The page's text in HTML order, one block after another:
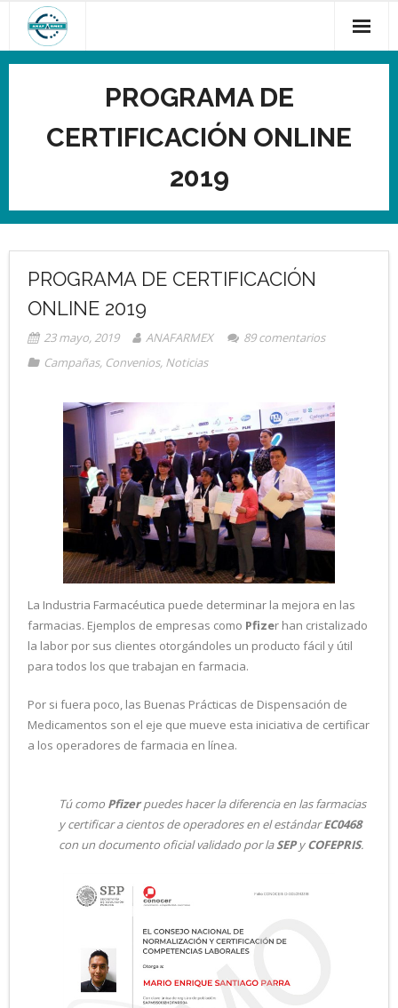
contenido
PROGRAMA DE
CERTIFICACIÓN ONLINE
2019
PROGRAMA DE CERTIFICACIÓN
ONLINE 2019
23 mayo, 2019 ANAFARMEX 89 comentarios
Campañas, Convenios, Noticias
La Industria Farmacéutica puede determinar la mejora en las
farmacias. Ejemplos de empresas como Pfizer han cristalizado
la labor por sus clientes otorgándoles un producto fácil y útil
para todos los que trabajan en farmacia.
Por si fuera poco, las Buenas Prácticas de Dispensación de
Medicamentos son el eje que mueve esta iniciativa de certificar
a los operadores de farmacia en línea.
Tú como Pfizerpuedes hacer la diferencia en las farmacias
y certificar a cientos de operadores en el estándarEC0468
con un documento oficial validado por laSEPyCOFEPRIS.